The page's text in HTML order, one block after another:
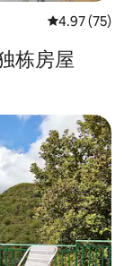
平均评分
4.97 (75)
栋房屋